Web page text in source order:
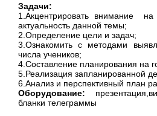
Задачи:
1.Акцентрировать внимание на
актуальность данной темы;
2.Определение цели и задач;
3.Ознакомить с методами
числа учеников;
4.Составление планирования на
5.Реализация запланированной
6.Анализ и перспективный план
Оборудование:
бланки телеграммы